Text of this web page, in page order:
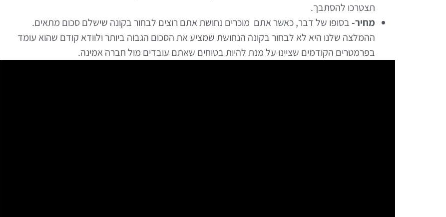
תצטרכו להסתבך.
מחיר-בסופו של דבר, כאשר אתם מוכרים נחושת אתם רוצים לבחור בקונה שישלם סכום מתאים.
ההמלצה שלנו היא לא לבחור בקונה הנחושת שמציע את הסכום הגבוה ביותר ולוודא קודם שהוא עומד
בפרמטרים הקודמים שציינו על מנת להיות בטוחים שאתם עובדים מול חברה אמינה.